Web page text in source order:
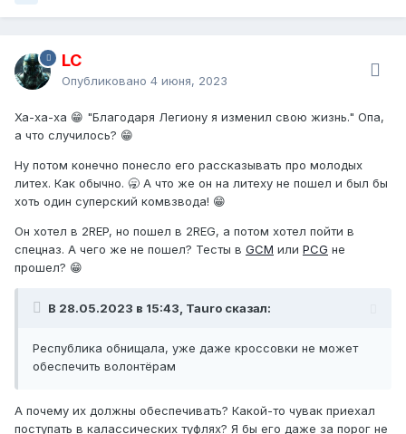
LC
Опубликовано 4 июня, 2023
Ха-ха-ха 😁 "Благодаря Легиону я изменил свою жизнь." Опа,
а что случилось? 😁
Ну потом конечно понесло его рассказывать про молодых
литех. Как обычно. 🥱 А что же он на литеху не пошел и был бы
хоть один суперский комвзвода! 😁
Он хотел в 2REP, но пошел в 2REG, а потом хотел пойти в
спецназ. А чего же не пошел? Тесты в GCM или PCG не
прошел? 😁
В 28.05.2023 в 15:43, Tauro сказал:
Республика обнищала, уже даже кроссовки не может
обеспечить волонтёрам
А почему их должны обеспечивать? Какой-то чувак приехал
поступать в калассических туфлях? Я бы его даже за порог не